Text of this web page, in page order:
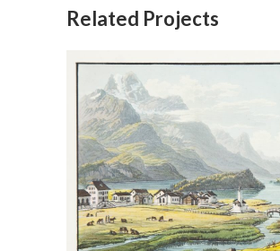
Related Projects
Souvenirs de Saint
ses environs dans la
Engadine Canton des
Aquatinta